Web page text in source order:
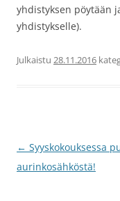
yhdistyksen pöytään
yhdistykselle).
Julkaistu 28.11.2016
Artikkelien
selaus
← Syyskokouksessa
aurinkosähköstä!